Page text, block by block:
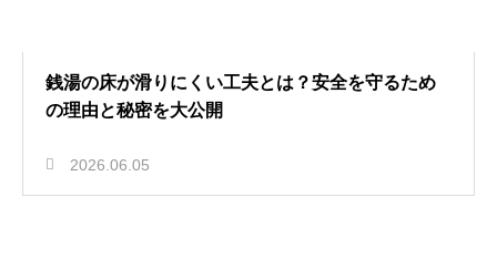
銭湯の床が滑りにくい工夫とは？安全を守るため
の理由と秘密を大公開
2026.06.05